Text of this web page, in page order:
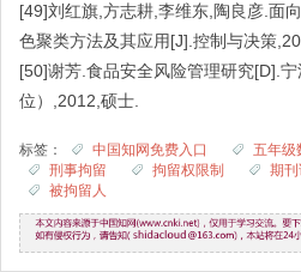
[49]刘红旗,方志耕,李维东,陶良彦.面
色聚类方法及其应用[J].控制与决策
[50]谢芳.食品安全风险管理研究[D].
位）,2012,硕士.
标签： 中国知网免费入口 五年级
刑事拘留
拘留权限制 期
被拘留人